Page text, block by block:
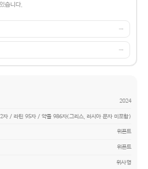
습니다.
→
→
2024
자 / 라틴 95자 / 약물 986자(그리스, 러시아 문자 미포함)
위폰트
위폰트
위사명